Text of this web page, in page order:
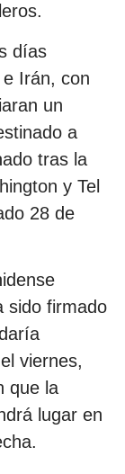
días
Irán, con
un
a
tras la
y Tel
28 de
sido firmado
viernes,
que la
lugar en